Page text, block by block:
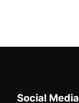
Social Media